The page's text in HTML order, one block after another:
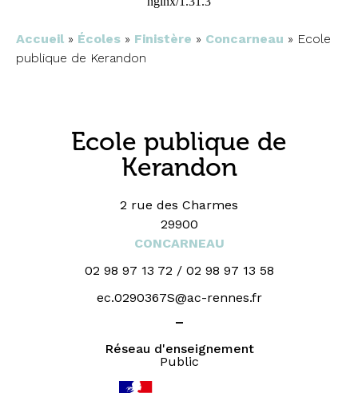
Accueil » Écoles » Finistère » Concarneau » Ecole
publique de Kerandon
Ecole publique de
Kerandon
2 rue des Charmes
29900
CONCARNEAU
02 98 97 13 72 / 02 98 97 13 58
ec.0290367S@ac-rennes.fr
Réseau d'enseignement
Public